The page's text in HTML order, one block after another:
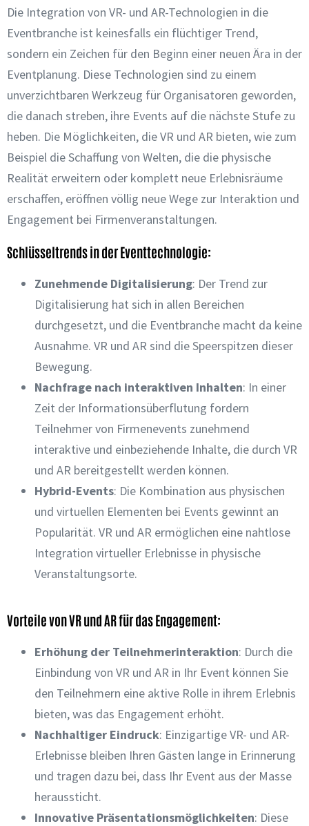
Die Integration von VR- und AR-Technologien in die
Eventbranche ist keinesfalls ein flüchtiger Trend,
sondern ein Zeichen für den Beginn einer neuen Ära in der
Eventplanung. Diese Technologien sind zu einem
unverzichtbaren Werkzeug für Organisatoren geworden,
die danach streben, ihre Events auf die nächste Stufe zu
heben. Die Möglichkeiten, die VR und AR bieten, wie zum
Beispiel die Schaffung von Welten, die die physische
Realität erweitern oder komplett neue Erlebnisräume
erschaffen, eröffnen völlig neue Wege zur Interaktion und
Engagement bei Firmenveranstaltungen.
Schlüsseltrends in der Eventtechnologie:
Zunehmende Digitalisierung: Der Trend zur
Digitalisierung hat sich in allen Bereichen
durchgesetzt, und die Eventbranche macht da keine
Ausnahme. VR und AR sind die Speerspitzen dieser
Bewegung.
Nachfrage nach interaktiven Inhalten: In einer
Zeit der Informationsüberflutung fordern
Teilnehmer von Firmenevents zunehmend
interaktive und einbeziehende Inhalte, die durch VR
und AR bereitgestellt werden können.
Hybrid-Events: Die Kombination aus physischen
und virtuellen Elementen bei Events gewinnt an
Popularität. VR und AR ermöglichen eine nahtlose
Integration virtueller Erlebnisse in physische
Veranstaltungsorte.
Vorteile von VR und AR für das Engagement:
Erhöhung der Teilnehmerinteraktion: Durch die
Einbindung von VR und AR in Ihr Event können Sie
den Teilnehmern eine aktive Rolle in ihrem Erlebnis
bieten, was das Engagement erhöht.
Nachhaltiger Eindruck: Einzigartige VR- und AR-
Erlebnisse bleiben Ihren Gästen lange in Erinnerung
und tragen dazu bei, dass Ihr Event aus der Masse
heraussticht.
Innovative Präsentationsmöglichkeiten: Diese